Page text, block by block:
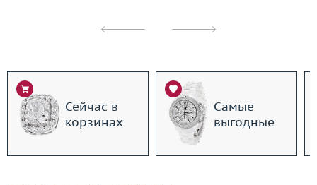
Сейчас в
корзинах
Самые
выгодные